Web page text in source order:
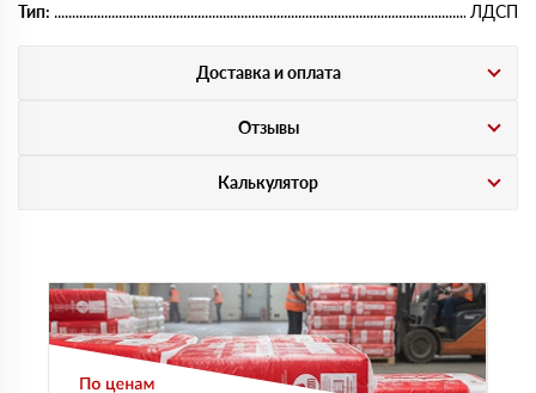
Тип:
ЛДСП
Доставка и оплата
Отзывы
Калькулятор